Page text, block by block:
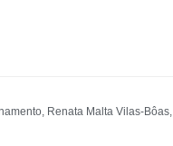
, Renata Malta Vilas-Bôas,